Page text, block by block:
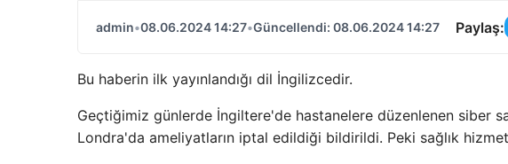
admin•08.06.2024 14:27•Güncellendi: 08.06.2024 14:27 Paylaş:
Bu haberin ilk yayınlandığı dil İngilizcedir.
Geçtiğimiz günlerde İngiltere'de hastanelere düzenlenen siber
Londra'da ameliyatların iptal edildiği bildirildi. Peki sağlık